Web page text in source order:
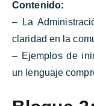
Contenido:
– La
claridad en la
– Ejemplos de
un lenguaje